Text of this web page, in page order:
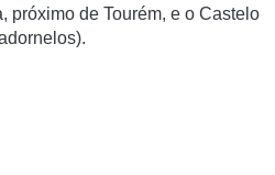
próximo de Tourém, e o Castelo